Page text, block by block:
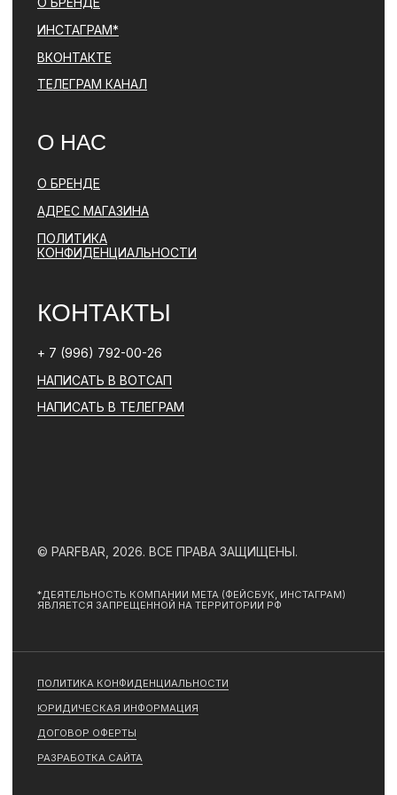
РАЗРАБОТКА САЙТА
ПОЛИТИКА КОНФИДЕНЦИАЛЬНОСТИ
ЮРИДИЧЕСКАЯ ИНФОРМАЦИЯ